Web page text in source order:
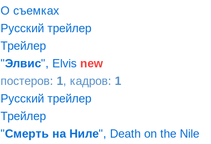
О съемках
Русский трейлер
Трейлер
"Элвис", Elvis new
постеров: 1, кадров: 1
Русский трейлер
Трейлер
"Смерть на Ниле", Death on the Nile